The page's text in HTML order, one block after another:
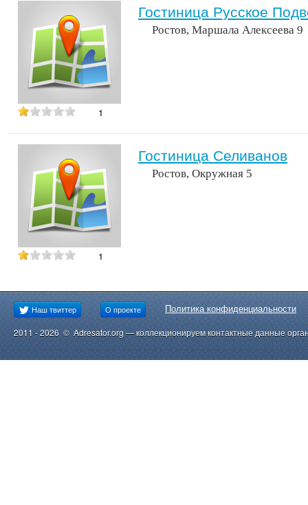
1
Гостиница Русское
Ростов, Маршала Алексеева 9
1
Гостиница Селиванов
Ростов, Окружная 5
Наш твиттер О проекте Политика конфиденциальности
2011 - 2026 © Adresator.org — коллекционируем контактные данные